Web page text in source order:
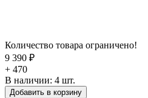
Количество товара ограничено!
9 390 ₽
+ 470
В наличии: 4 шт.
Добавить в корзину